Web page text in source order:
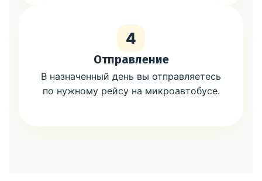
4
Отправление
В назначенный день вы отправляетесь
по нужному рейсу на микроавтобусе.